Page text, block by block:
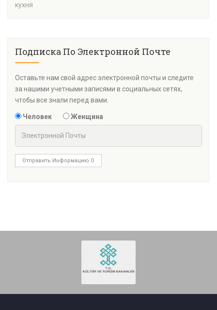
кухня
Подписка По Электронной Почте
Оставьте нам свой адрес электронной почты и следите
за нашими учетными записями в социальных сетях,
чтобы все знали перед вами.
Человек Женщина
Отправить Информацию О